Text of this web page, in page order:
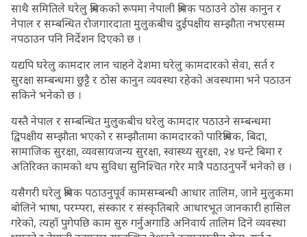
साथै समितिले घरेलु श्रमिकको रूपमा नेपाली श्रमिक पठाउने ठोस कानुन र
नेपाल र सम्बन्धित रोजगारदाता मुलुकबीच दुईपक्षीय सम्झौता नभएसम्म
नपठाउन पनि निर्देशन दिएको छ ।
यद्यपि घरेलु कामदार लान चाहने देशमा घरेलु कामदारको सेवा, सर्त र
सुरक्षा सम्बन्धमा छुट्टै र ठोस कानुन व्यवस्था रहेको अवस्थामा भने पठाउन
सकिने भनेको छ ।
यस्तै नेपाल र सम्बन्धित मुलुकबीच घरेलु कामदार पठाउने सम्बन्धमा
द्विपक्षीय सम्झाैता भएको र सम्झौतामा कामदारको पारिश्रमिक, बिदा,
सामाजिक सुरक्षा, व्यवसायजन्य सुरक्षा, स्वास्थ्य सुरक्षा, २४ घन्टे बिमा र
अतिरिक्त कामको थप सुविधा सुनिश्चित गरेर मात्रै पठाउनुपर्ने भनेको छ ।
यसैगरी घरेलु श्रमिक पठाउनुपूर्व कामसम्बन्धी आधार तालिम, जाने मुलुकमा
बोलिने भाषा, परम्परा, संस्कार र संस्कृतिबारे आधारभूत जानकारी हासिल
गरेको, त्यहाँ पुगेपछि काम सुरु गर्नुअगाडि अनिवार्य तालिम दिने व्यवस्था